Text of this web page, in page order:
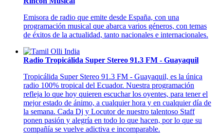
Emisora de radio que emite desde España, con una
programación musical que abarca varios géneros, con temas
de éxitos de la actualidad, tanto nacionales e internacionales.
Radio Tropicálida Super Stereo 91.3 FM - Guayaquil
Tropicálida Super Stereo 91.3 FM - Guayaquil, es la única
radio 100% tropical del Ecuador. Nuestra programación
refleja lo que hoy quieren escuchar los oyentes, para tener el
mejor estado de ánimo, a cualquier hora y en cualquier día de
la semana. Cada Dj y Locutor de nuestro talentoso Staff
ponen pasión y alegría en todo lo que hacen, por lo que su
compañía se vuelve adictiva e incomparable.